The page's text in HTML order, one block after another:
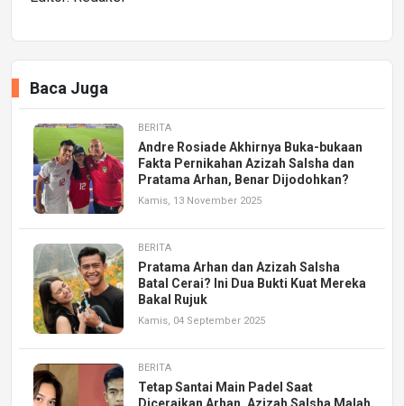
Baca Juga
BERITA
Andre Rosiade Akhirnya Buka-bukaan
Fakta Pernikahan Azizah Salsha dan
Pratama Arhan, Benar Dijodohkan?
Kamis, 13 November 2025
BERITA
Pratama Arhan dan Azizah Salsha
Batal Cerai? Ini Dua Bukti Kuat Mereka
Bakal Rujuk
Kamis, 04 September 2025
BERITA
Tetap Santai Main Padel Saat
Diceraikan Arhan, Azizah Salsha Malah